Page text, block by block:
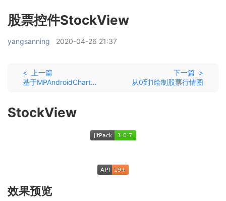
股票控件StockView
yangsanning 2020-04-26 21:37
< 上一篇
基于MPAndroidChart的专业股票图
下一篇 >
从0到1绘制股票行情图
StockView
效果预览